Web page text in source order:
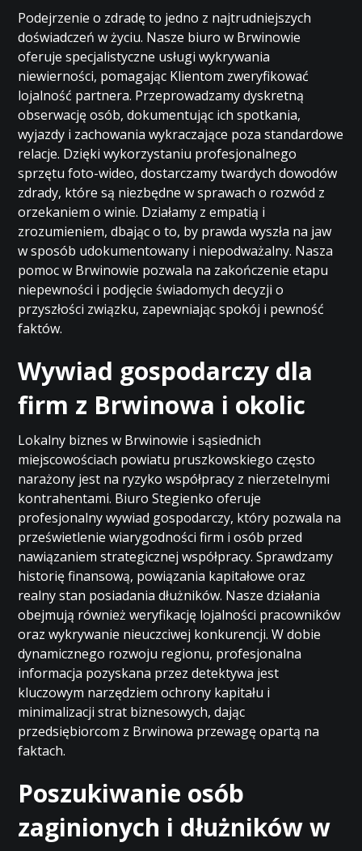
Podejrzenie o zdradę to jedno z najtrudniejszych
doświadczeń w życiu. Nasze biuro w Brwinowie
oferuje specjalistyczne usługi wykrywania
niewierności, pomagając Klientom zweryfikować
lojalność partnera. Przeprowadzamy dyskretną
obserwację osób, dokumentując ich spotkania,
wyjazdy i zachowania wykraczające poza standardowe
relacje. Dzięki wykorzystaniu profesjonalnego
sprzętu foto-wideo, dostarczamy twardych dowodów
zdrady, które są niezbędne w sprawach o rozwód z
orzekaniem o winie. Działamy z empatią i
zrozumieniem, dbając o to, by prawda wyszła na jaw
w sposób udokumentowany i niepodważalny. Nasza
pomoc w Brwinowie pozwala na zakończenie etapu
niepewności i podjęcie świadomych decyzji o
przyszłości związku, zapewniając spokój i pewność
faktów.
Wywiad gospodarczy dla
firm z Brwinowa i okolic
Lokalny biznes w Brwinowie i sąsiednich
miejscowościach powiatu pruszkowskiego często
narażony jest na ryzyko współpracy z nierzetelnymi
kontrahentami. Biuro Stegienko oferuje
profesjonalny wywiad gospodarczy, który pozwala na
prześwietlenie wiarygodności firm i osób przed
nawiązaniem strategicznej współpracy. Sprawdzamy
historię finansową, powiązania kapitałowe oraz
realny stan posiadania dłużników. Nasze działania
obejmują również weryfikację lojalności pracowników
oraz wykrywanie nieuczciwej konkurencji. W dobie
dynamicznego rozwoju regionu, profesjonalna
informacja pozyskana przez detektywa jest
kluczowym narzędziem ochrony kapitału i
minimalizacji strat biznesowych, dając
przedsiębiorcom z Brwinowa przewagę opartą na
faktach.
Poszukiwanie osób
zaginionych i dłużników w